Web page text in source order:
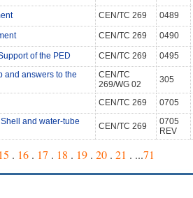
CEN/TC 269 0489
CEN/TC 269 0490
of the PED CEN/TC 269 0495
and answers to the
CEN/TC
269/WG 02
305
CEN/TC 269 0705
and water-tube
CEN/TC 269
0705
REV
15 . 16. 17 . 18 . 19. 20. 21 . ...71